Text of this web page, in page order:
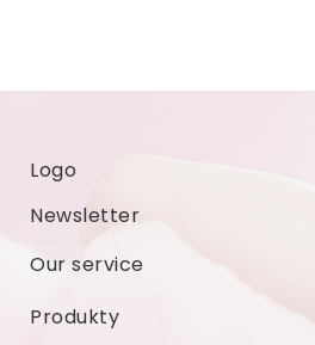
Logo
Newsletter
Our service
Produkty